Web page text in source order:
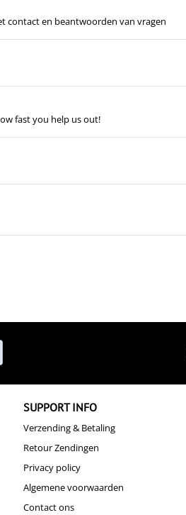
contact en beantwoorden van vragen
fast you help us out!
SUPPORT INFO
Verzending & Betaling
Retour Zendingen
Privacy policy
Algemene voorwaarden
Contact ons